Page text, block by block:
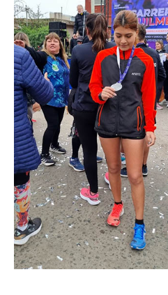
Acuerdos salariales
Contribución solidaria
Turismo
Hoteles y cabañas
Campings y recreos
Viaje de bodas
Camioneritos
Jubilados
Gremiales